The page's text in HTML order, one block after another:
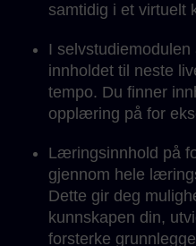
samtidig i et virtuelt
I selvstudiemodulen
innholdet til neste
tempo. Du finner
opplæring på for
Læringsinnhold på
gjennom hele
Dette gir deg
kunnskapen din,
forsterke